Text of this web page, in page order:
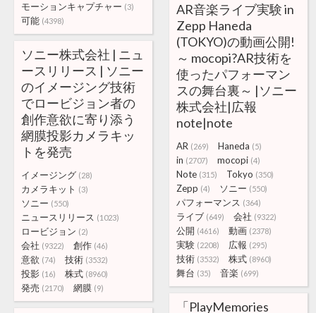
モーションキャプチャー (3)
可能 (4398)
AR音楽ライブ実験 in
Zepp Haneda
(TOKYO)の動画公開!
～ mocopi?AR技術を
使ったパフォーマン
スの舞台裏～ |ソニー
株式会社|広報
note|note
AR (269) Haneda (5)
in (2707) mocopi (4)
Note (315) Tokyo (350)
Zepp (4) ソニー (550)
パフォーマンス (364)
ライブ (649) 会社 (9322)
公開 (4616) 動画 (2378)
実験 (2208) 広報 (295)
技術 (3532) 株式 (8960)
舞台 (35) 音楽 (699)
ソニー株式会社 | ニュ
ースリリース | ソニー
のイメージング技術
でロービジョン者の
創作意欲に寄り添う
網膜投影カメラキッ
トを発売
イメージング (28)
カメラキット (3)
ソニー (550)
ニュースリリース (1023)
ロービジョン (2)
会社 (9322) 創作 (46)
意欲 (74) 技術 (3532)
投影 (16) 株式 (8960)
発売 (2170) 網膜 (9)
「PlayMemories